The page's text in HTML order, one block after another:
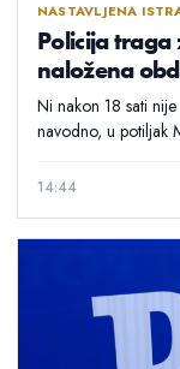
NASTAVLJENA
Policija traga
naložena
Ni nakon 18 sati
navodno, u potiljak
14:44